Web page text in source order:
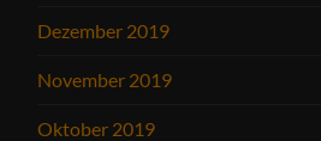
Dezember 2019
November 2019
Oktober 2019